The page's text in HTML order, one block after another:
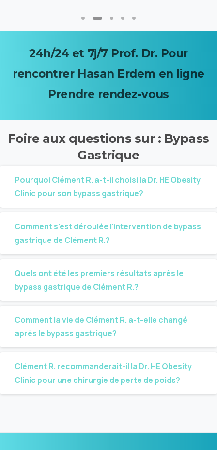
24h/24 et 7j/7 Prof. Dr. Pour
rencontrer Hasan Erdem en ligne
Prendre rendez-vous
Foire aux questions sur : Bypass
Gastrique
Pourquoi Clément R. a-t-il choisi la Dr. HE Obesity
Clinic pour son bypass gastrique?
Comment s'est déroulée l'intervention de bypass
gastrique de Clément R.?
Quels ont été les premiers résultats après le
bypass gastrique de Clément R.?
Comment la vie de Clément R. a-t-elle changé
après le bypass gastrique?
Clément R. recommanderait-il la Dr. HE Obesity
Clinic pour une chirurgie de perte de poids?